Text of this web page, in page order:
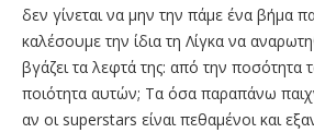
δεν γίνεται να μην την πάμε ένα βήμα
καλέσουμε την ίδια τη Λίγκα να
βγάζει τα λεφτά της: από την
ποιότητα αυτών; Τα όσα παραπάνω
αν οι superstars είναι πεθαμένοι και